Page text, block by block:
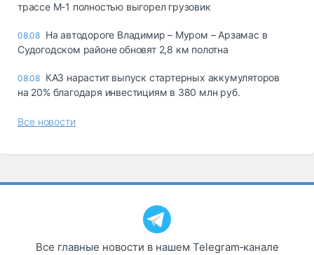
трассе М-1 полностью выгорел грузовик
08.08 На автодороге Владимир – Муром – Арзамас в
Судогодском районе обновят 2,8 км полотна
08.08 КАЗ нарастит выпуск стартерных аккумуляторов
на 20% благодаря инвестициям в 380 млн руб.
Все новости
Все главные новости в нашем Telegram‑канале